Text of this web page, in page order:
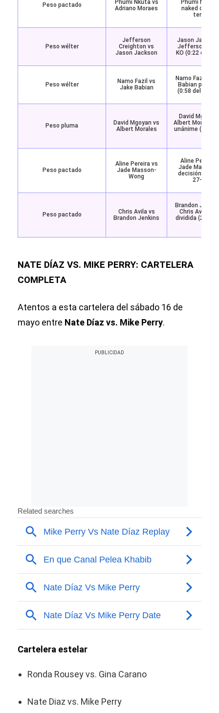
Peso pactado
Phumi Nkuta vs
Adriano Moraes
Phumi Nkuta
naked choke
tercer
Peso wélter
Jefferson
Creighton vs
Jason Jackson
Jason
Jefferson
KO (0:22 del
Peso wélter
Namo Fazil vs
Jake Babian
Namo Fazil
Babian por
(0:58 del
Peso pluma
David Mgoyan vs
Albert Morales
David
Albert Morales
unánime (29-
Peso pactado
Aline Pereira vs
Jade Masson-
Wong
Aline Pereira
Jade Masson-
decisión
27-30,
Peso pactado
Chris Avila vs
Brandon Jenkins
Brandon
Chris Avila
dividida (29-
NATE DÍAZ VS. MIKE PERRY: CARTELERA
COMPLETA
Atentos a esta cartelera del sábado 16 de
mayo entre Nate Díaz vs. Mike Perry.
Cartelera estelar
Ronda Rousey vs. Gina Carano
Nate Diaz vs. Mike Perry